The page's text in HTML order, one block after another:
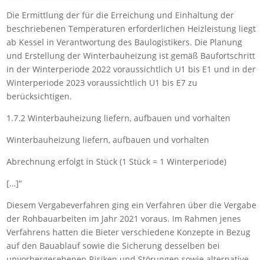
Die Ermittlung der für die Erreichung und Einhaltung der
beschriebenen Temperaturen erforderlichen Heizleistung liegt
ab Kessel in Verantwortung des Baulogistikers. Die Planung
und Erstellung der Winterbauheizung ist gemäß Baufortschritt
in der Winterperiode 2022 voraussichtlich U1 bis E1 und in der
Winterperiode 2023 voraussichtlich U1 bis E7 zu
berücksichtigen.
1.7.2 Winterbauheizung liefern, aufbauen und vorhalten
Winterbauheizung liefern, aufbauen und vorhalten
Abrechnung erfolgt in Stück (1 Stück = 1 Winterperiode)
[…]“
Diesem Vergabeverfahren ging ein Verfahren über die Vergabe
der Rohbauarbeiten im Jahr 2021 voraus. Im Rahmen jenes
Verfahrens hatten die Bieter verschiedene Konzepte in Bezug
auf den Bauablauf sowie die Sicherung desselben bei